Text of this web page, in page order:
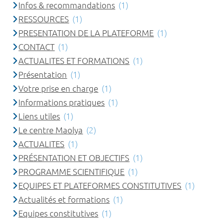
Infos & recommandations (1)
RESSOURCES (1)
PRESENTATION DE LA PLATEFORME (1)
CONTACT (1)
ACTUALITES ET FORMATIONS (1)
Présentation (1)
Votre prise en charge (1)
Informations pratiques (1)
Liens utiles (1)
Le centre Maolya (2)
ACTUALITES (1)
PRÉSENTATION ET OBJECTIFS (1)
PROGRAMME SCIENTIFIQUE (1)
EQUIPES ET PLATEFORMES CONSTITUTIVES (1)
Actualités et formations (1)
Equipes constitutives (1)